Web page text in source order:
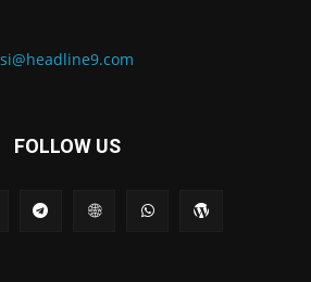
FOLLOW US